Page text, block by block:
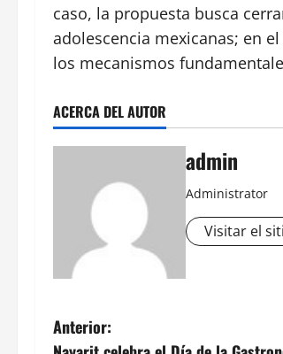
caso, la propuesta busca
adolescencia mexicanas; en
los mecanismos
ACERCA DEL AUTOR
admin
Administrator
Visitar el
N
Anterior: